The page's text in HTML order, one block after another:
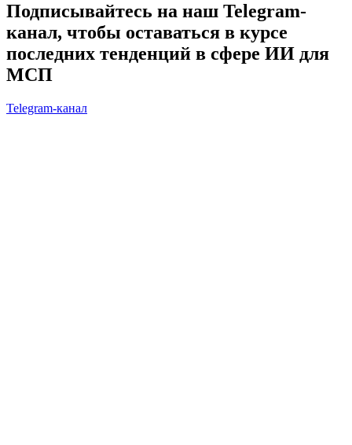
Подписывайтесь на наш Telegram-
канал, чтобы оставаться в курсе
последних тенденций в сфере ИИ для
МСП
Telegram-канал